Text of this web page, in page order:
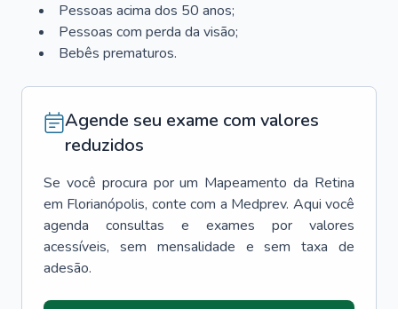
Pessoas acima dos 50 anos;
Pessoas com perda da visão;
Bebês prematuros.
Agende seu exame com valores
reduzidos
Se você procura por um Mapeamento da Retina
em Florianópolis, conte com a Medprev. Aqui você
agenda consultas e exames por valores
acessíveis, sem mensalidade e sem taxa de
adesão.